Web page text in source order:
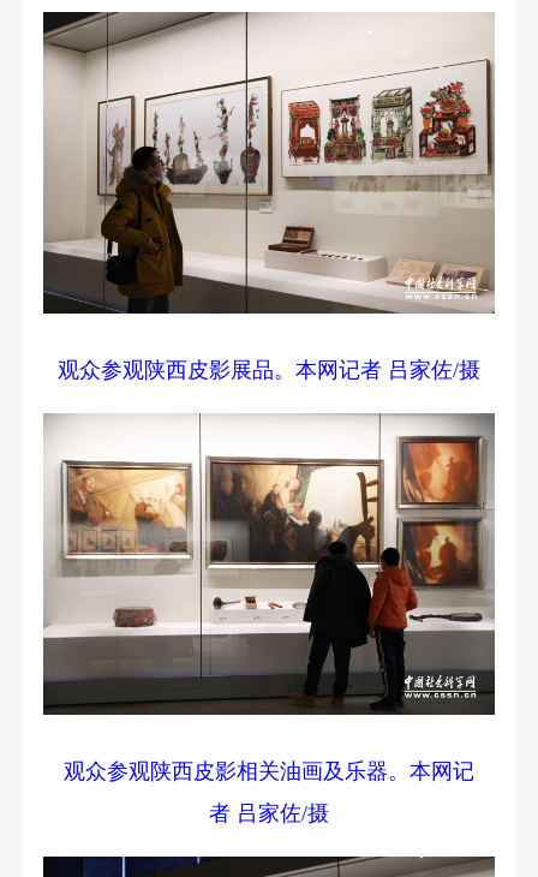
观众参观陕西皮影展品。本网记者 吕家佐/摄
观众参观陕西皮影相关油画及乐器。本网记
者 吕家佐/摄